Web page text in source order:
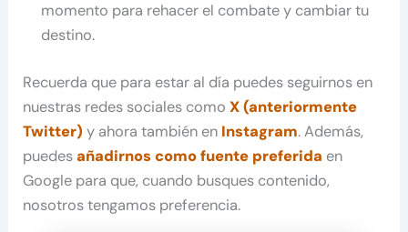
momento para rehacer el combate y cambiar tu
destino.
Recuerda que para estar al día puedes seguirnos en
nuestras redes sociales comoX (anteriormente
Twitter) y ahora también en Instagram. Además,
puedesañadirnos como fuente preferida en
Google para que, cuando busques contenido,
nosotros tengamos preferencia.